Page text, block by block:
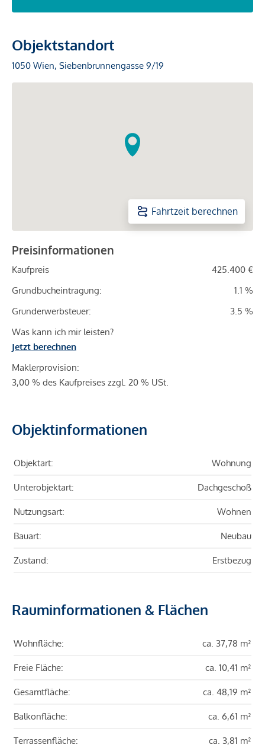
Objektstandort
1050 Wien, Siebenbrunnengasse 9/19
Fahrtzeit berechnen
Preisinformationen
Kaufpreis
425.400 €
Grundbucheintragung:
1.1 %
Grunderwerbsteuer:
3.5 %
Was kann ich mir leisten?
Jetzt berechnen
Maklerprovision:
3,00 % des Kaufpreises zzgl. 20 % USt.
Objektinformationen
Objektart: Wohnung
Unterobjektart: Dachgeschoß
Nutzungsart: Wohnen
Bauart: Neubau
Zustand: Erstbezug
Rauminformationen & Flächen
Wohnfläche: ca. 37,78 m²
Freie Fläche: ca. 10,41 m²
Gesamtfläche: ca. 48,19 m²
Balkonfläche: ca. 6,61 m²
Terrassenfläche: ca. 3,81 m²